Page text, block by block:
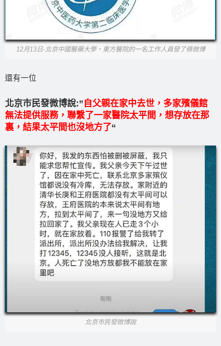
12月13日-北京中國醫藥大學，東方醫院的一名工作人員發了條微博
還有一位
北京市民發微博說:” 自父親在家中去世，多家殯儀館
無法提供服務，聯繫了一家醫院太平間，想存放在那
裏，結果太平間也沒地方了“
北京市民發微博說